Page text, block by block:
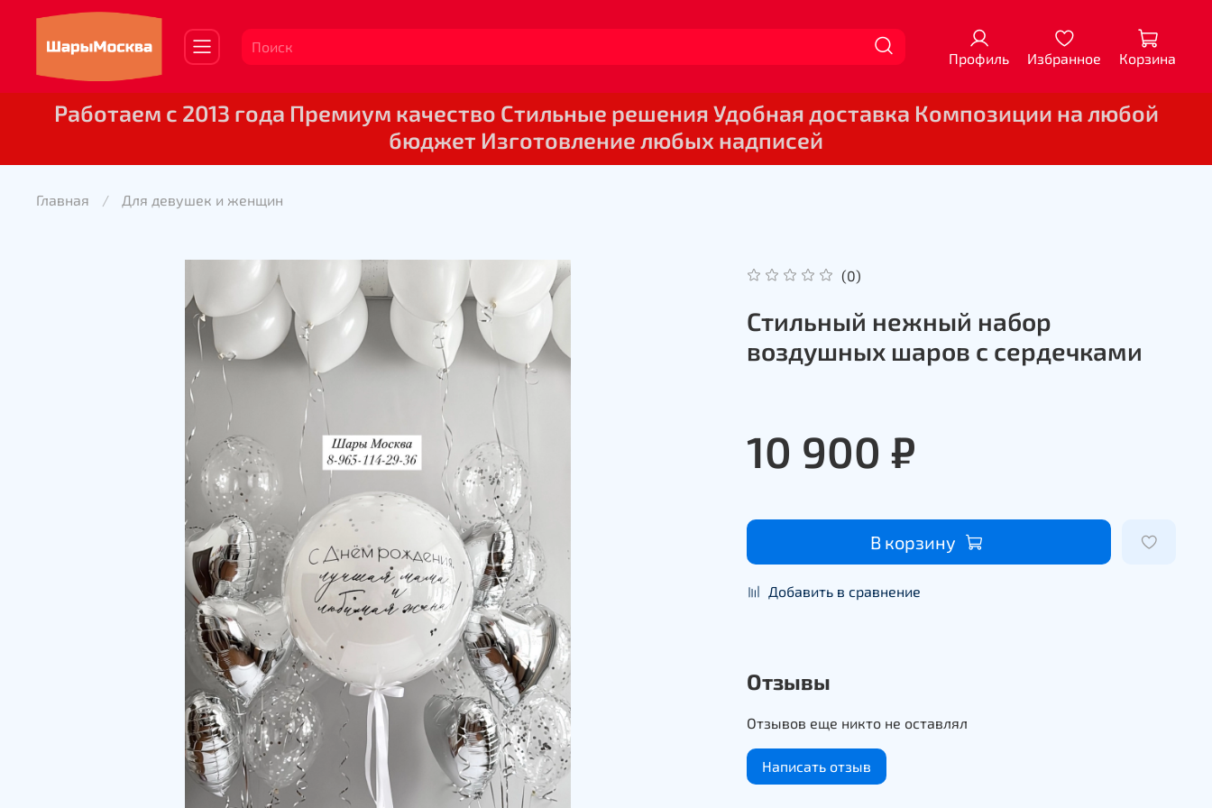
Профиль Избранное Корзина
Работаем с 2013 года Премиум качество Стильные решения Удобная доставка Композиции на любой
бюджет Изготовление любых надписей
Главная Для девушек и женщин
(0)
Стильный нежный набор
воздушных шаров с сердечками
10 900 ₽
В корзину
Добавить в сравнение
Отзывы
Отзывов еще никто не оставлял
Написать отзыв